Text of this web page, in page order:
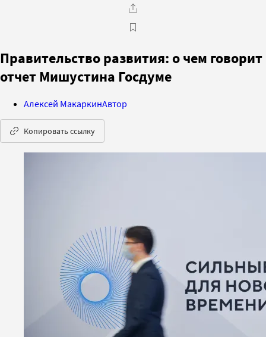
Правительство развития: о чем говорит
отчет Мишустина Госдуме
Алексей МакаркинАвтор
Копировать ссылку